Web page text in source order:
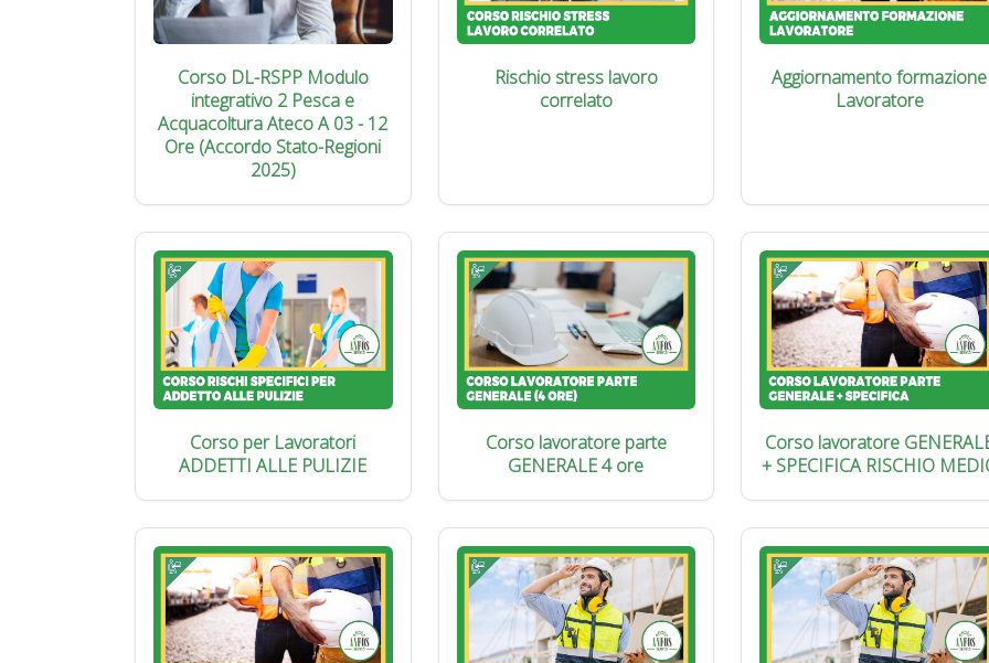
Corso DL-RSPP Modulo
integrativo 2 Pesca e
Acquacoltura Ateco A 03 - 12
Ore (Accordo Stato-Regioni
2025)
Rischio stress lavoro
correlato
Aggiornamento formazione
Lavoratore
Corso per Lavoratori
ADDETTI ALLE PULIZIE
Corso lavoratore parte
GENERALE 4 ore
Corso lavoratore
+ SPECIFICA RISCHIO